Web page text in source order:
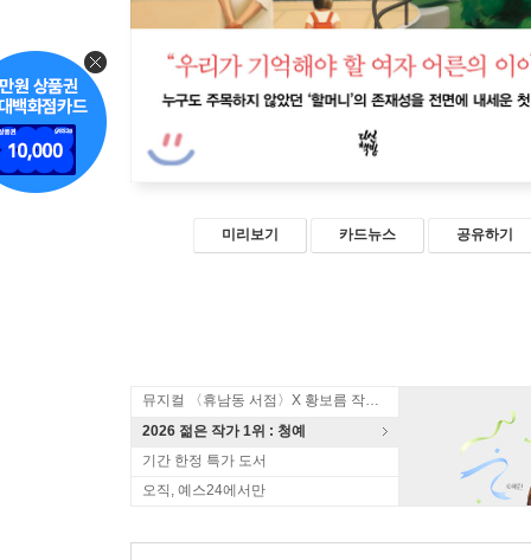
미리보기 카드뉴스 공유하기
뮤지컬 〈휴남동 서점〉X 황보름 작가 북토크
2026 젊은 작가 1위 : 청예
기간 한정 특가 도서
오직, 예스24에서만